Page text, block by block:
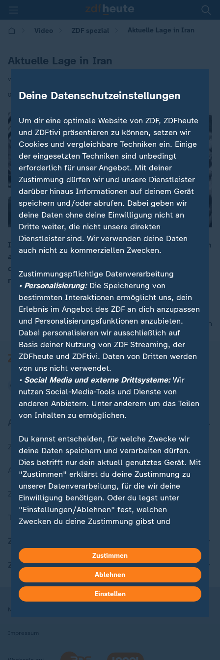
Video ZDF spezial Aktuelle Lage in Iran
Aktuelle Lage in Iran
von Benjamin Daniel
01.03.2026 | 19:15
In Teheran sortiert sich das Regime nach den Angriffen
auf die Führung neu. Und geschlagen sind diejenigen,
die Iran seit Jahrzehnten mit brutaler Härte regieren,
noch nicht.
nach oben
Zuletzt veröffentlicht
Aktuelle Sendungs-Videos
ZDFheute Stories
Themen im Überblick
ZDFheute Apps
Nutzungsbedingungen
Impressum
Deine Datenschutzeinstellungen
Um dir eine optimale Website von ZDF, ZDFheute
und ZDFtivi präsentieren zu können, setzen wir
Cookies und vergleichbare Techniken ein. Einige
der eingesetzten Techniken sind unbedingt
erforderlich für unser Angebot. Mit deiner
Zustimmung dürfen wir und unsere Dienstleister
darüber hinaus Informationen auf deinem Gerät
speichern und/oder abrufen. Dabei geben wir
deine Daten ohne deine Einwilligung nicht an
Dritte weiter, die nicht unsere direkten
Dienstleister sind. Wir verwenden deine Daten
auch nicht zu kommerziellen Zwecken.
Zustimmungspflichtige Datenverarbeitung
• Personalisierung:Die Speicherung von
bestimmten Interaktionen ermöglicht uns, dein
Erlebnis im Angebot des ZDF an dich anzupassen
und Personalisierungsfunktionen anzubieten.
Dabei personalisieren wir ausschließlich auf
Basis deiner Nutzung von ZDF Streaming, der
ZDFheute und ZDFtivi. Daten von Dritten werden
von uns nicht verwendet.
• Social Media und externe Drittsysteme:Wir
nutzen Social-Media-Tools und Dienste von
anderen Anbietern. Unter anderem um das Teilen
von Inhalten zu ermöglichen.
Du kannst entscheiden, für welche Zwecke wir
deine Daten speichern und verarbeiten dürfen.
Dies betrifft nur dein aktuell genutztes Gerät. Mit
"Zustimmen" erklärst du deine Zustimmung zu
unserer Datenverarbeitung, für die wir deine
Einwilligung benötigen. Oder du legst unter
"Einstellungen/Ablehnen" fest, welchen
Zwecken du deine Zustimmung gibst und
in deinen Einstellungen widerrufen oder ändern.
Hier findest du das Impressum.
Weitere Informationen findest du in unserer
Datenschutzerklärung.
Zustimmen
Ablehnen
Einstellen